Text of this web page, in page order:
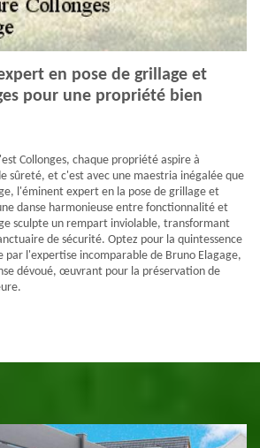
en pose de grillage et
pour une propriété bien
Collonges, chaque propriété aspire à
sûreté, et c'est avec une maestria inégalée que
l'éminent expert en la pose de grillage et
danse harmonieuse entre fonctionnalité et
sculpte un rempart inviolable, transformant
de sécurité. Optez pour la quintessence
par l'expertise incomparable de Bruno Elagage,
dévoué, œuvrant pour la préservation de